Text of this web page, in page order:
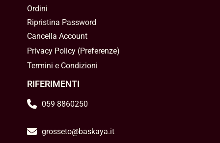
Ordini
Ripristina Password
Cancella Account
Privacy Policy(Preferenze)
Termini e Condizioni
RIFERIMENTI
059 8860250
grosseto@baskaya.it